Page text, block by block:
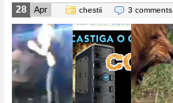
28 Apr chestii 3 comments